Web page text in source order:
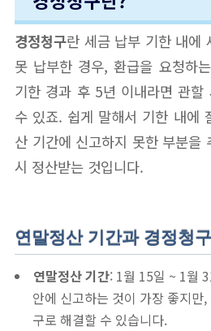
경정청구란 세금 납부 기한 내에
못 납부한 경우, 환급을 요청하
기한 경과 후 5년 이내라면 관할
수 있죠. 쉽게 말해서 기한 내에
산 기간에 신고하지 못한 부분을
시 정산받는 것입니다.
연말정산 기간과 경정청
연말정산 기간: 1월 15일 ~ 1월
안에 신고하는 것이 가장 좋지만
구로 해결할 수 있습니다.